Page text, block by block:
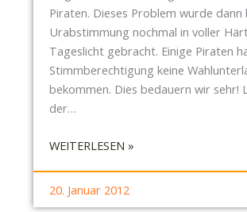
Piraten. Dieses Problem wurde dann
Urabstimmung nochmal in voller
Tageslicht gebracht. Einige Piraten
Stimmberechtigung keine
bekommen. Dies bedauern wir sehr!
der…
WEITERLESEN »:
20. Januar 2012